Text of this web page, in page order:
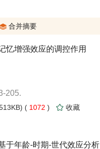
忆增强效应的调控作用
205.
1072 )
于年龄-时期-世代效应分析